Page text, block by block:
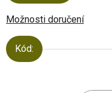
Možnosti doručení
Kód: